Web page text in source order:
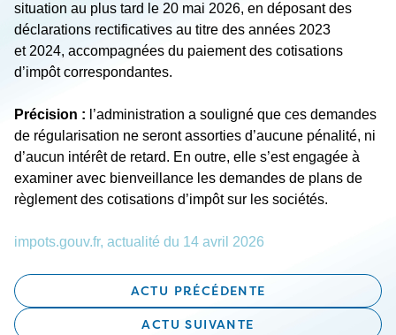
situation au plus tard le 20 mai 2026, en déposant des
déclarations rectificatives au titre des années 2023
et 2024, accompagnées du paiement des cotisations
d’impôt correspondantes.
Précision : l’administration a souligné que ces demandes
de régularisation ne seront assorties d’aucune pénalité, ni
d’aucun intérêt de retard. En outre, elle s’est engagée à
examiner avec bienveillance les demandes de plans de
règlement des cotisations d’impôt sur les sociétés.
impots.gouv.fr, actualité du 14 avril 2026
ACTU PRÉCÉDENTE
ACTU SUIVANTE